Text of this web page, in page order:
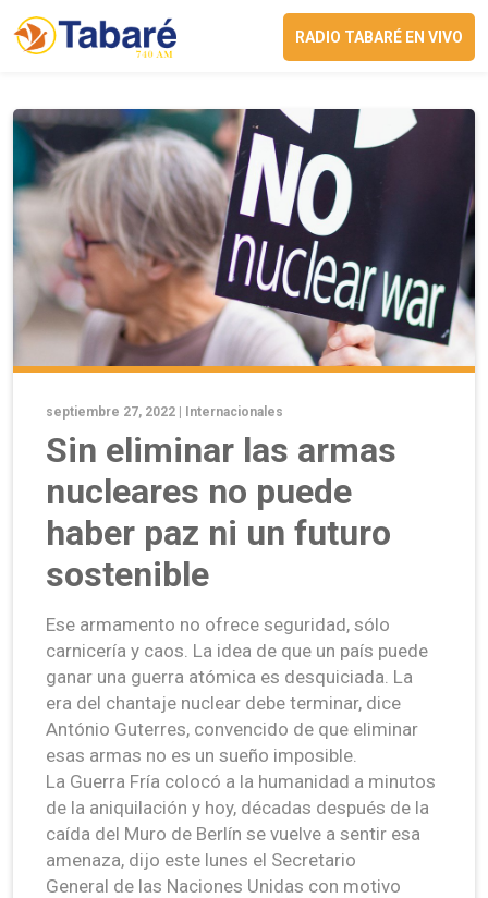
RADIO TABARÉ EN VIVO
septiembre 27, 2022 | Internacionales
Sin eliminar las armas
nucleares no puede
haber paz ni un futuro
sostenible
Ese armamento no ofrece seguridad, sólo
carnicería y caos. La idea de que un país puede
ganar una guerra atómica es desquiciada. La
era del chantaje nuclear debe terminar, dice
António Guterres, convencido de que eliminar
esas armas no es un sueño imposible.
La Guerra Fría colocó a la humanidad a minutos
de la aniquilación y hoy, décadas después de la
caída del Muro de Berlín se vuelve a sentir esa
amenaza, dijo este lunes el Secretario
General de las Naciones Unidas con motivo